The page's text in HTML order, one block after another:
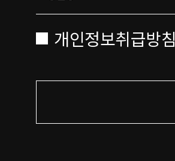
개인정보취급방침